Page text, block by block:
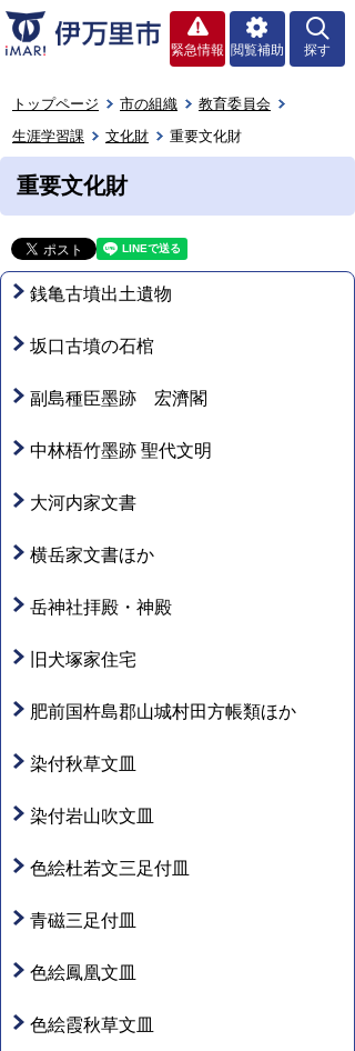
緊急情報 閲覧補助 探す
トップページ 市の組織
教育委員会
生涯学習課
文化財 重要文化財
重要文化財
銭亀古墳出土遺物
坂口古墳の石棺
副島種臣墨跡 宏濟閣
中林梧竹墨跡 聖代文明
大河内家文書
横岳家文書ほか
岳神社拝殿・神殿
旧犬塚家住宅
肥前国杵島郡山城村田方帳類ほか
染付秋草文皿
染付岩山吹文皿
色絵杜若文三足付皿
青磁三足付皿
色絵鳳凰文皿
色絵霞秋草文皿